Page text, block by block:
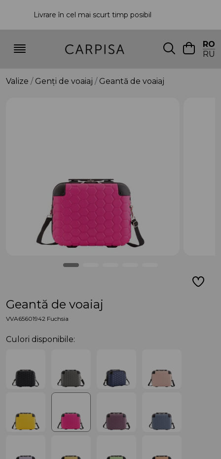
Livrare în cel mai scurt timp posibil
RO
RU
Valize Genți de voaiaj Geantă de voaiaj
Geantă de voaiaj
VVA65601942 Fuchsia
Culori disponibile: